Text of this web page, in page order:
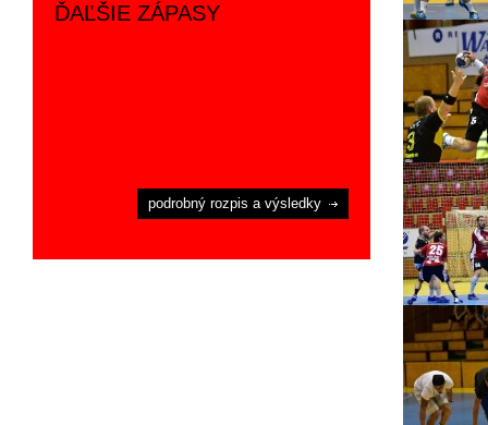
ĎAĽŠIE ZÁPASY
podrobný rozpis a výsledky